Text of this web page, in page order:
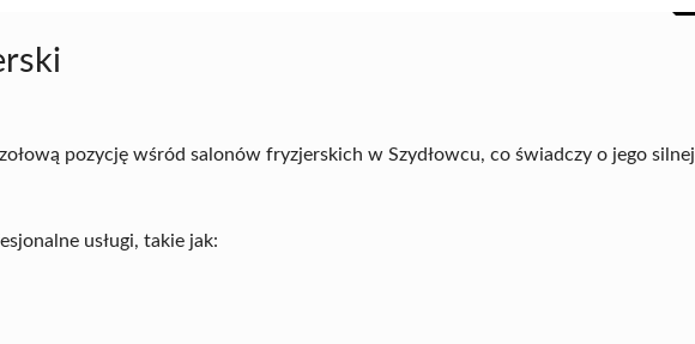
pozycję wśród salonów fryzjerskich w Szydłowcu, co świadczy o jego silnej
usługi, takie jak: